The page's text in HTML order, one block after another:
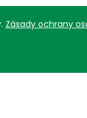
Zásady ochrany